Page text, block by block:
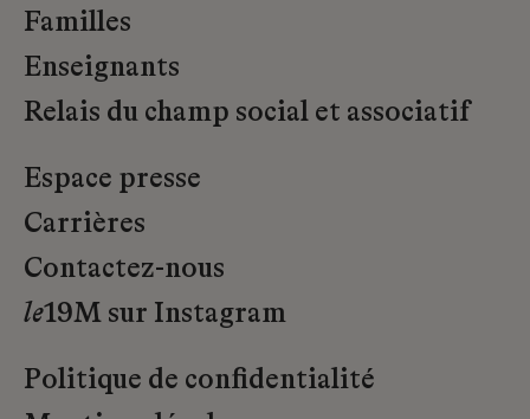
Familles
Enseignants
Relais du champ social et associatif
Espace presse
Carrières
Contactez-nous
le19M sur Instagram
Politique de confidentialité